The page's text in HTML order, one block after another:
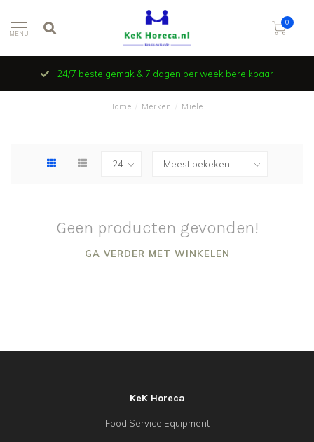
MENU
0
24/7 bestelgemak & 7 dagen per week bereikbaar
Home Merken Miele
Geen producten gevonden!
GA VERDER MET WINKELEN
KeK Horeca
Food Service Equipment